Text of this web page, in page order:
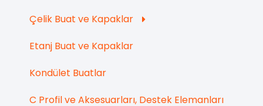
Çelik Buat ve Kapaklar
Etanj Buat ve Kapaklar
Kondület Buatlar
C Profil ve Aksesuarları, Destek Elemanları